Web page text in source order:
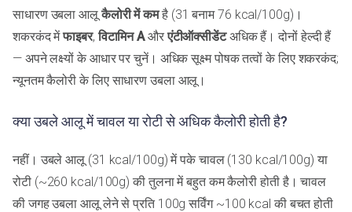
साधारण उबला आलूकैलोरी में कमहै (31 बनाम 76 kcal/100g)।
शकरकंद मेंफाइबर,विटामिन Aऔरएंटीऑक्सीडेंटअधिक हैं। दोनों हेल्दी हैं
— अपने लक्ष्यों के आधार पर चुनें। अधिक सूक्ष्म पोषक तत्वों के लिए शकरकंद;
न्यूनतम कैलोरी के लिए साधारण उबला आलू।
क्या उबले आलू में चावल या रोटी से अधिक कैलोरी होती है?
नहीं। उबले आलू (31 kcal/100g) में पके चावल (130 kcal/100g) या
रोटी (~260 kcal/100g) की तुलना में बहुत कम कैलोरी होती है। चावल
की जगह उबला आलू लेने से प्रति 100g सर्विंग ~100 kcal की बचत होती